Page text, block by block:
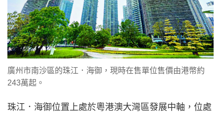
廣州市南沙區的珠江．海御，現時在售單位售價由港幣約
243萬起。
珠江．海御位置上處於粵港澳大灣區發展中軸，位處